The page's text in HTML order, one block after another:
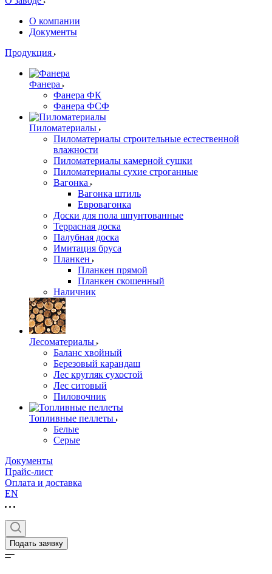
О компании
Документы
Продукция
Фанера
Фанера ФК
Фанера ФСФ
Пиломатериалы
Пиломатериалы строительные естественной
влажности
Пиломатериалы камерной сушки
Пиломатериалы сухие строганные
Вагонка
Вагонка штиль
Евровагонка
Доски для пола шпунтованные
Террасная доска
Палубная доска
Имитация бруса
Планкен
Планкен прямой
Планкен скошенный
Наличник
Лесоматериалы
Баланс хвойный
Березовый карандаш
Лес кругляк сухостой
Лес ситовый
Пиловочник
Топливные пеллеты
Белые
Серые
Документы
Прайс-лист
Оплата и доставка
EN
Подать заявку